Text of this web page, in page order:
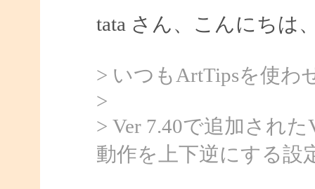
tata さん、こんにちは
> いつもArtTipsを使わ
>
> Ver 7.40で追加され
動作を上下逆にする設